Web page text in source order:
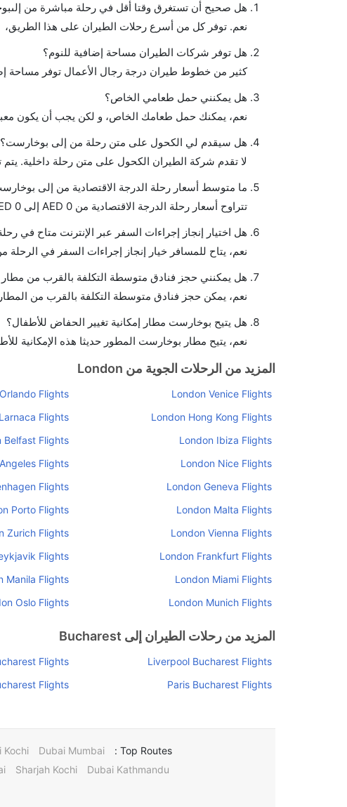
هل صحيح أن تستغرق وقتا أقل في رحلة مباشرة من
نعم. توفر كل من أسرع رحلات الطيران على هذا الطريق،
هل توفر شركات الطيران مساحة إضافية للنوم؟
كثير من خطوط طيران درجة رجال الأعمال توفر مساحة
هل يمكنني حمل طعامي الخاص؟
نعم، يمكنك حمل طعامك الخاص، و لكن يجب أن يكون
هل سيقدم لي الكحول على متن رحلة من إلى بوخارست؟
لا تقدم شركة الطيران الكحول على متن رحلة داخلية.
ما متوسط أسعار رحلة الدرجة الاقتصادية من إلى
تتراوح أسعار رحلة الدرجة الاقتصادية من AED 0 إلى AED 0. يوفرون تذاكر في هذا النطاق من الأسعار.
هل اختيار إنجاز إجراءات السفر عبر الإنترنت متاح في
نعم، يتاح للمسافر خيار إنجاز إجراءات السفر في
هل يمكنني حجز فنادق متوسطة التكلفة بالقرب من مطار
نعم، يمكن حجز فنادق متوسطة التكلفة بالقرب من المطار
هل يتيح بوخارست مطار إمكانية تغيير الحفاض للأطفال؟
نعم، يتيح مطار بوخارست المطور حديثا هذه الإمكانية
المزيد من الرحلات الجوية من London
London Venice Flights
Flights
London Hong Kong Flights
Flights
London Ibiza Flights
Belfast Flights
London Nice Flights
Flights
London Geneva Flights
Flights
London Malta Flights
Porto Flights
London Vienna Flights
Zurich Flights
London Frankfurt Flights
Flights
London Miami Flights
Manila Flights
London Munich Flights
Oslo Flights
المزيد من رحلات الطيران إلى Bucharest
Liverpool Bucharest Flights
Flights
Paris Bucharest Flights
Flights
Top Routes :
Dubai Mumbai
Kochi
Dubai Kathmandu
Sharjah Kochi